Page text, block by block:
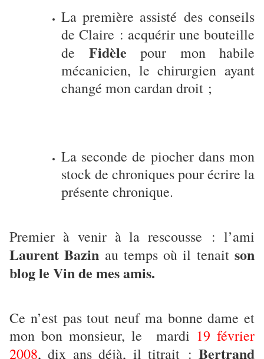
La première assisté des conseils
de Claire : acquérir une bouteille
de Fidèle pour mon habile
mécanicien, le chirurgien ayant
changé mon cardan droit ;
La seconde de piocher dans mon
stock de chroniques pour écrire la
présente chronique.
Premier à venir à la rescousse : l’ami
Laurent Bazin au temps où il tenaitson
blog le Vin de mes amis.
Ce n’est pas tout neuf ma bonne dame et
mon bon monsieur, le mardi 19 février
2008, dix ans déjà, il titrait : Bertrand